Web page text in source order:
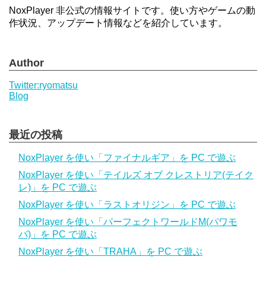
NoxPlayer 非公式の情報サイトです。使い方やゲームの動
作状況、アップデート情報などを紹介しています。
Author
Twitter:ryomatsu
Blog
最近の投稿
NoxPlayer を使い「ファイナルギア」を PC で遊ぶ
NoxPlayer を使い「テイルズ オブ クレストリア(テイク
レ)」を PC で遊ぶ
NoxPlayer を使い「ラストオリジン」を PC で遊ぶ
NoxPlayer を使い「パーフェクトワールドM(パワモ
バ)」を PC で遊ぶ
NoxPlayer を使い「TRAHA」を PC で遊ぶ